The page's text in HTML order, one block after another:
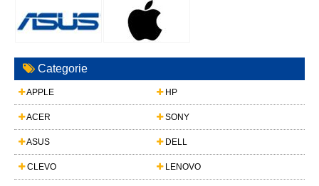
Categorie
APPLE HP
ACER SONY
ASUS DELL
CLEVO LENOVO